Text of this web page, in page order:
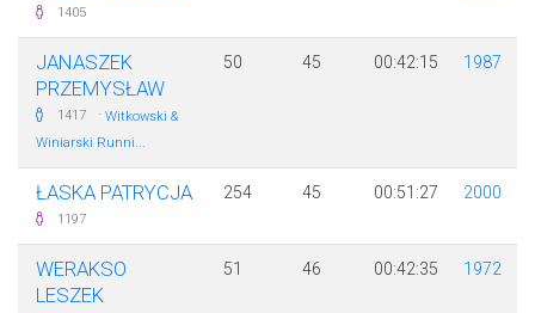
1405
JANASZEK
PRZEMYSŁAW
1417 · Witkowski &
Winiarski Runni...
50 45 00:42:15 1987
ŁASKA PATRYCJA
1197
254 45 00:51:27 2000
WERAKSO
LESZEK
51 46 00:42:35 1972